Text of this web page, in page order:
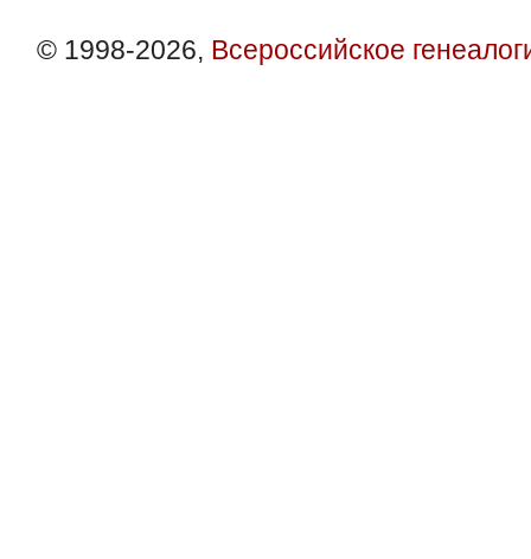
© 1998-2026, Всероссийское